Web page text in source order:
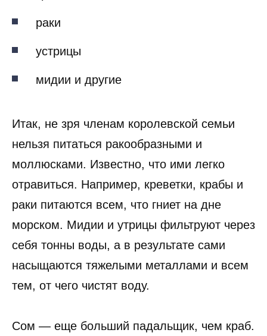
раки
устрицы
мидии и другие
Итак, не зря членам королевской семьи
нельзя питаться ракообразными и
моллюсками. Известно, что ими легко
отравиться. Например, креветки, крабы и
раки питаются всем, что гниет на дне
морском. Мидии и утрицы фильтруют через
себя тонны воды, а в результате сами
насыщаются тяжелыми металлами и всем
тем, от чего чистят воду.
Сом — еще больший падальщик, чем краб.